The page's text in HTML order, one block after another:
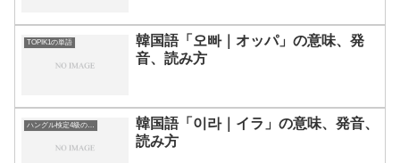
TOPIK1の単語
韓国語「오빠｜オッパ」の意味、発
音、読み方
ハングル検定4級の単語
韓国語「이라｜イラ」の意味、発音、
読み方